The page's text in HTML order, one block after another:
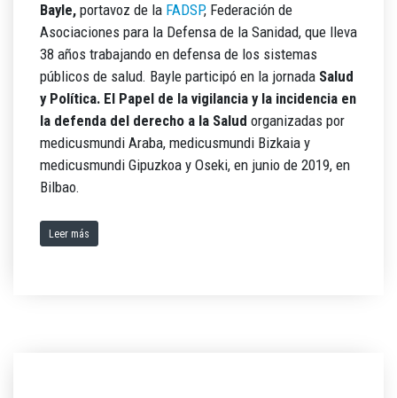
Bayle, portavoz de la FADSP, Federación de
Asociaciones para la Defensa de la Sanidad, que lleva
38 años trabajando en defensa de los sistemas
públicos de salud. Bayle participó en la jornada Salud
y Política. El Papel de la vigilancia y la incidencia en
la defenda del derecho a la Salud organizadas por
medicusmundi Araba, medicusmundi Bizkaia y
medicusmundi Gipuzkoa y Oseki, en junio de 2019, en
Bilbao.
Leer más